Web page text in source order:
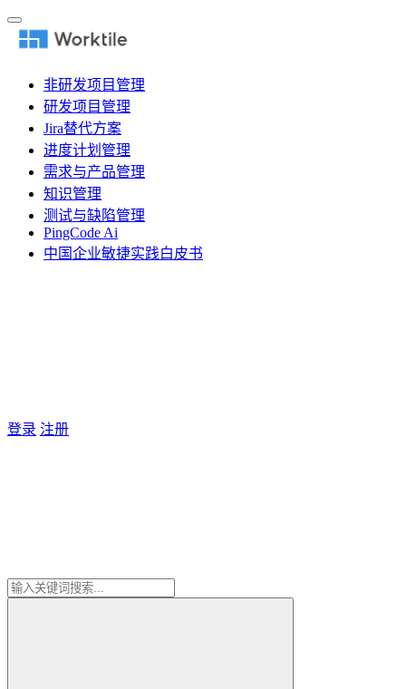
非研发项目管理
研发项目管理
Jira替代方案
进度计划管理
需求与产品管理
知识管理
测试与缺陷管理
PingCode Ai
中国企业敏捷实践白皮书
登录 注册